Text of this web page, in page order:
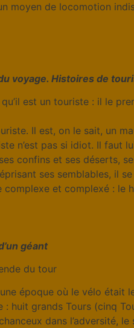
moyen de locomotion
voyage. Histoires de
est un touriste : il le
Il est, on le sait, un
n’est pas si idiot. Il faut
confins et ses déserts,
ses semblables, il
complexe et complexé : le
géant
du tour
époque où le vélo
huit grands Tours (cinq
dans l’adversité,